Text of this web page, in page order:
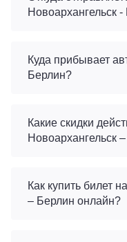
Новоархангельск
Куда прибывает
Берлин?
Какие скидки
Новоархангельск
Как купить билет
– Берлин онлайн?